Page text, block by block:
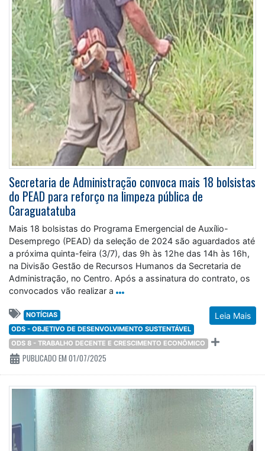
Secretaria de Administração convoca mais 18 bolsistas
do PEAD para reforço na limpeza pública de
Caraguatatuba
Mais 18 bolsistas do Programa Emergencial de Auxílio-
Desemprego (PEAD) da seleção de 2024 são aguardados até
a próxima quinta-feira (3/7), das 9h às 12he das 14h às 16h,
na Divisão Gestão de Recursos Humanos da Secretaria de
Administração, no Centro. Após a assinatura do contrato, os
convocados vão realizar a
Leia Mais
NOTÍCIAS
ODS - OBJETIVO DE DESENVOLVIMENTO SUSTENTÁVEL
ODS 8 - TRABALHO DECENTE E CRESCIMENTO ECONÔMICO
PUBLICADO EM 01/07/2025